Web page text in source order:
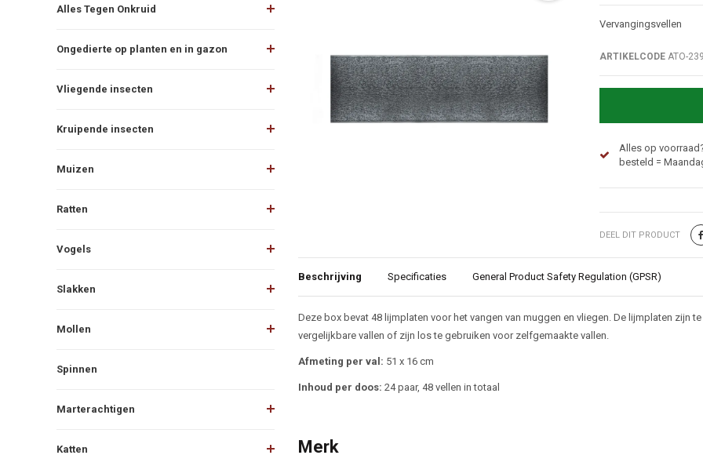
Alles Tegen Onkruid
Ongedierte op planten en in gazon
Vliegende insecten
Kruipende insecten
Muizen
Ratten
Vogels
Slakken
Mollen
Spinnen
Marterachtigen
Katten
Vervangingsvellen
ARTIKELCODEATO-
Alles op
besteld =
DEEL DIT PRODUCT
Beschrijving Specificaties General Product Safety Regulation (GPSR)
Beschrijving
Deze box bevat 48 lijmplaten voor het vangen van muggen en vliegen. De lijmplaten zijn
vergelijkbare vallen of zijn los te gebruiken voor zelfgemaakte vallen.
Afmeting per val: 51 x 16 cm
Inhoud per doos: 24 paar, 48 vellen in totaal
Merk